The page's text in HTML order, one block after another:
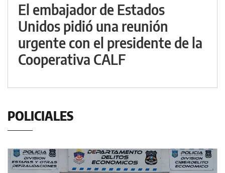
El embajador de Estados
Unidos pidió una reunión
urgente con el presidente de la
Cooperativa CALF
POLICIALES